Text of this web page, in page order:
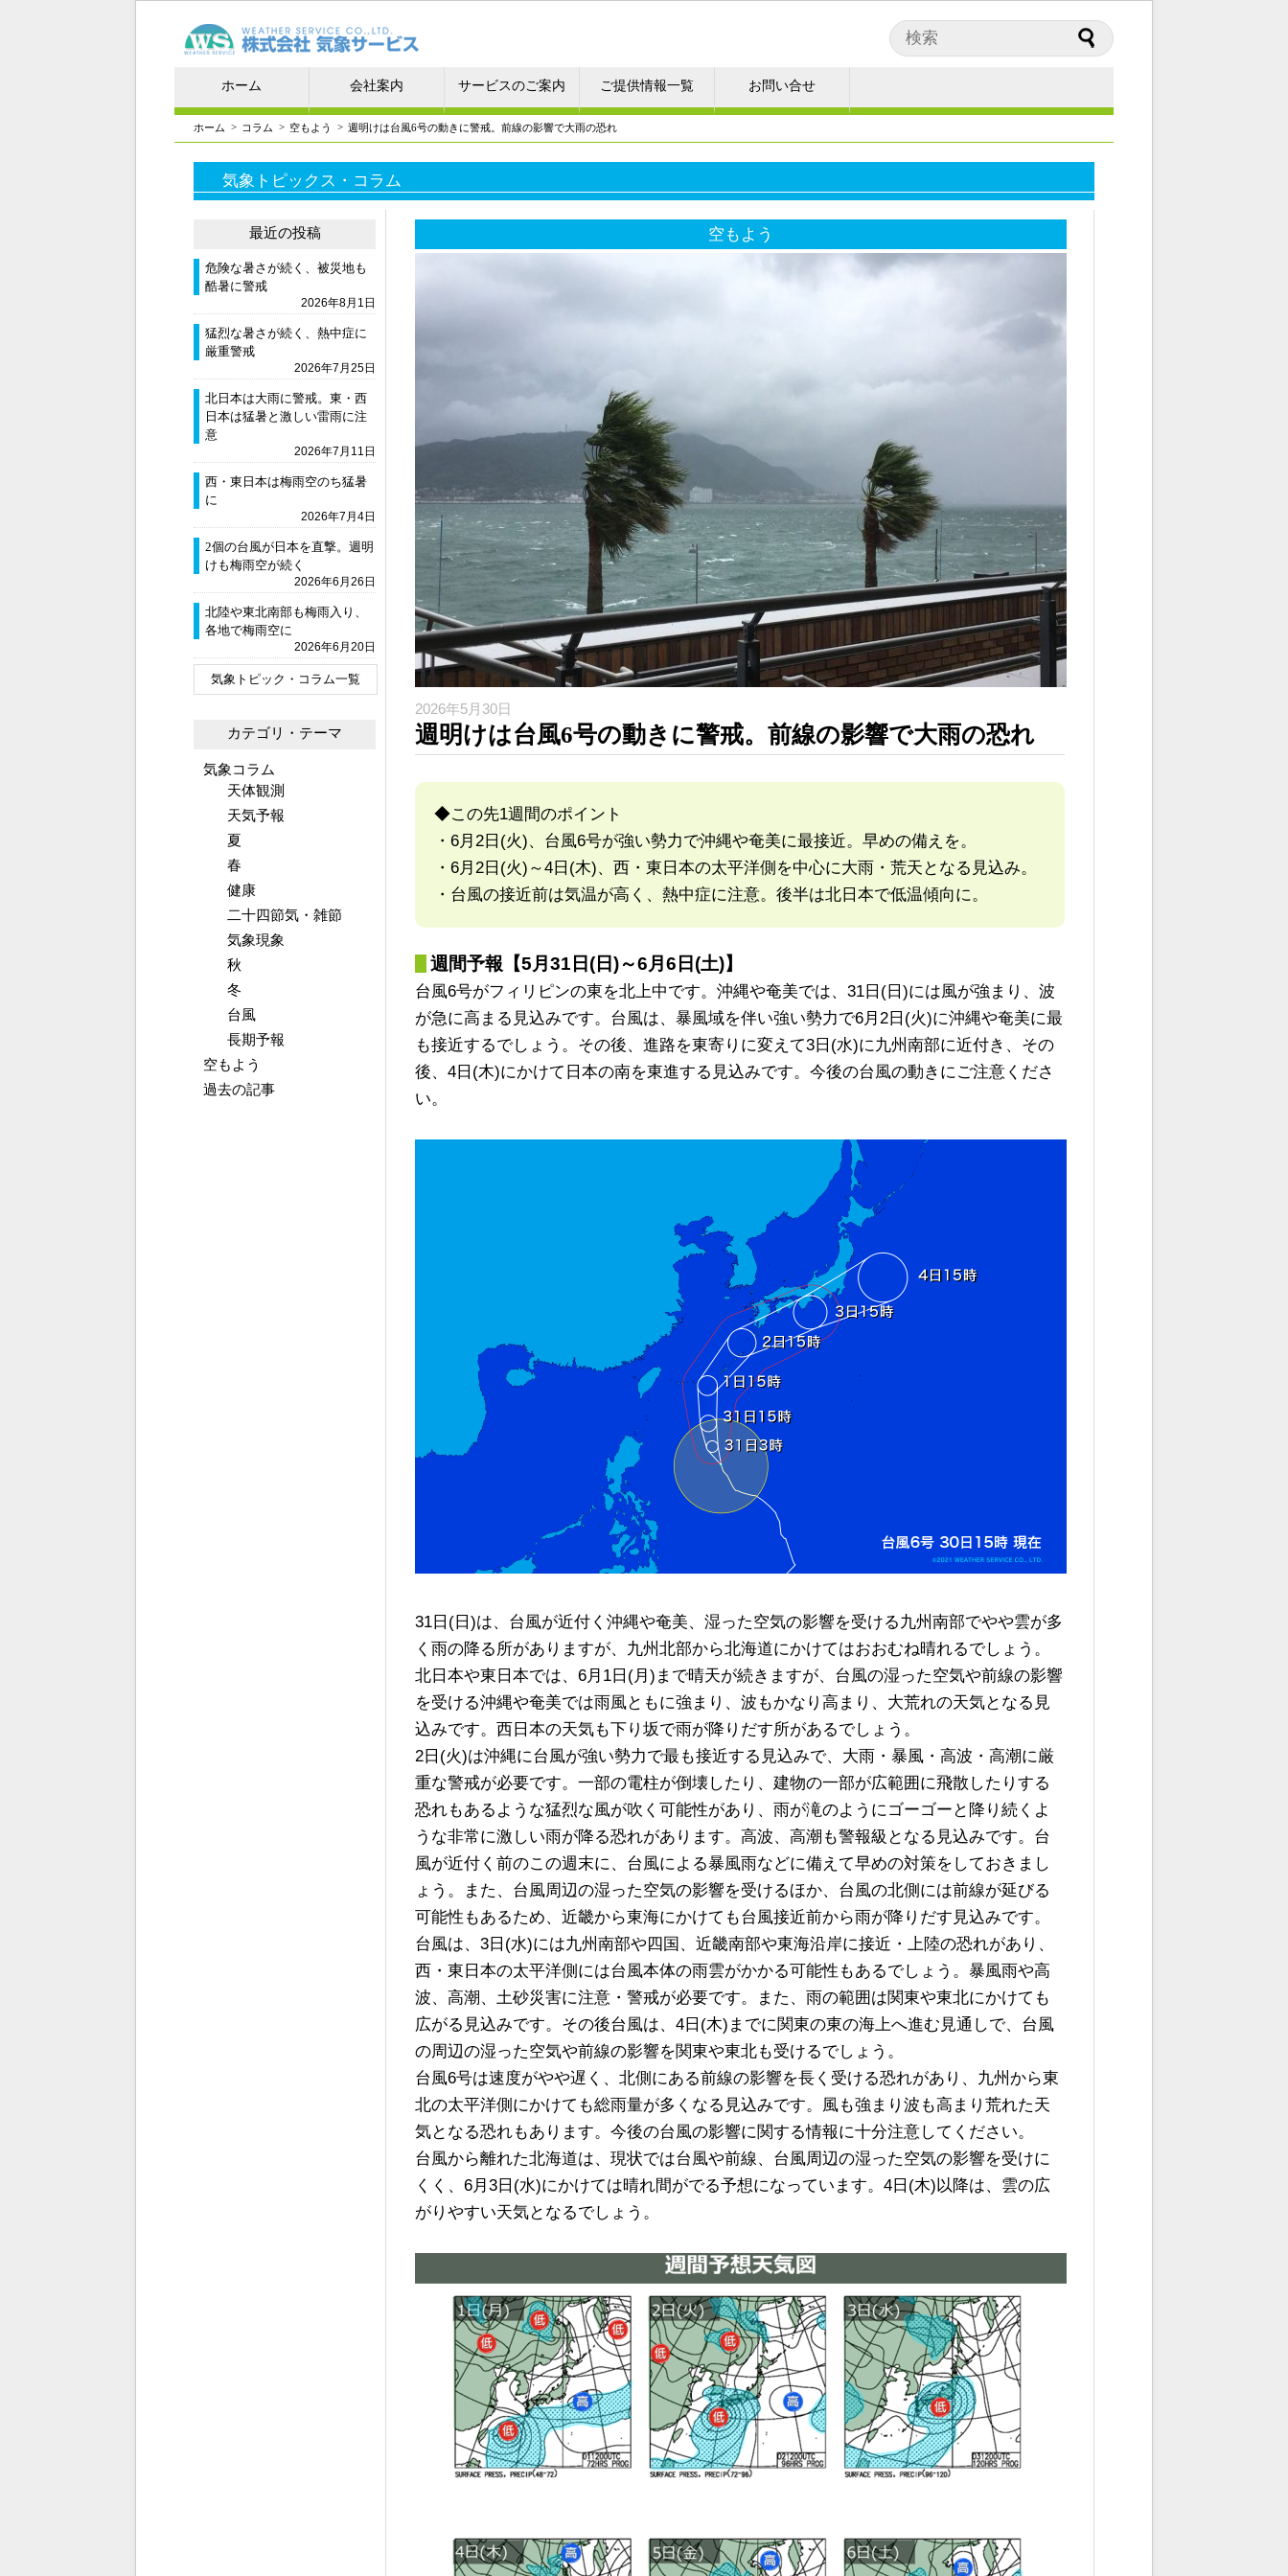
ホーム 会社案内 サービスのご案内 ご提供情報一覧 お問い合せ
ホーム > コラム > 空もよう > 週明けは台風6号の動きに警戒。前線の影響で大雨の恐れ
気象トピックス・コラム
最近の投稿
危険な暑さが続く、被災地も
酷暑に警戒
2026年8月1日
猛烈な暑さが続く、熱中症に
厳重警戒
2026年7月25日
北日本は大雨に警戒。東・西
日本は猛暑と激しい雷雨に注
意
2026年7月11日
西・東日本は梅雨空のち猛暑
に
2026年7月4日
2個の台風が日本を直撃。週明
けも梅雨空が続く
2026年6月26日
北陸や東北南部も梅雨入り、
各地で梅雨空に
2026年6月20日
気象トピック・コラム一覧
カテゴリ・テーマ
気象コラム
天体観測
天気予報
夏
春
健康
二十四節気・雑節
気象現象
秋
冬
台風
長期予報
空もよう
過去の記事
空もよう
2026年5月30日
週明けは台風6号の動きに警戒。前線の影響で大雨の恐れ
◆この先1週間のポイント
・6月2日(火)、台風6号が強い勢力で沖縄や奄美に最接近。早めの備えを。
・6月2日(火)～4日(木)、西・東日本の太平洋側を中心に大雨・荒天となる見込み。
・台風の接近前は気温が高く、熱中症に注意。後半は北日本で低温傾向に。
週間予報【5月31日(日)～6月6日(土)】
台風6号がフィリピンの東を北上中です。沖縄や奄美では、31日(日)には風が強まり、波
が急に高まる見込みです。台風は、暴風域を伴い強い勢力で6月2日(火)に沖縄や奄美に最
も接近するでしょう。その後、進路を東寄りに変えて3日(水)に九州南部に近付き、その
後、4日(木)にかけて日本の南を東進する見込みです。今後の台風の動きにご注意くださ
い。
31日(日)は、台風が近付く沖縄や奄美、湿った空気の影響を受ける九州南部でやや雲が多
く雨の降る所がありますが、九州北部から北海道にかけてはおおむね晴れるでしょう。
北日本や東日本では、6月1日(月)まで晴天が続きますが、台風の湿った空気や前線の影響
を受ける沖縄や奄美では雨風ともに強まり、波もかなり高まり、大荒れの天気となる見
込みです。西日本の天気も下り坂で雨が降りだす所があるでしょう。
2日(火)は沖縄に台風が強い勢力で最も接近する見込みで、大雨・暴風・高波・高潮に厳
重な警戒が必要です。一部の電柱が倒壊したり、建物の一部が広範囲に飛散したりする
恐れもあるような猛烈な風が吹く可能性があり、雨が滝のようにゴーゴーと降り続くよ
うな非常に激しい雨が降る恐れがあります。高波、高潮も警報級となる見込みです。台
風が近付く前のこの週末に、台風による暴風雨などに備えて早めの対策をしておきまし
ょう。また、台風周辺の湿った空気の影響を受けるほか、台風の北側には前線が延びる
可能性もあるため、近畿から東海にかけても台風接近前から雨が降りだす見込みです。
台風は、3日(水)には九州南部や四国、近畿南部や東海沿岸に接近・上陸の恐れがあり、
西・東日本の太平洋側には台風本体の雨雲がかかる可能性もあるでしょう。暴風雨や高
波、高潮、土砂災害に注意・警戒が必要です。また、雨の範囲は関東や東北にかけても
広がる見込みです。その後台風は、4日(木)までに関東の東の海上へ進む見通しで、台風
の周辺の湿った空気や前線の影響を関東や東北も受けるでしょう。
台風6号は速度がやや遅く、北側にある前線の影響を長く受ける恐れがあり、九州から東
北の太平洋側にかけても総雨量が多くなる見込みです。風も強まり波も高まり荒れた天
気となる恐れもあります。今後の台風の影響に関する情報に十分注意してください。
台風から離れた北海道は、現状では台風や前線、台風周辺の湿った空気の影響を受けに
くく、6月3日(水)にかけては晴れ間がでる予想になっています。4日(木)以降は、雲の広
がりやすい天気となるでしょう。